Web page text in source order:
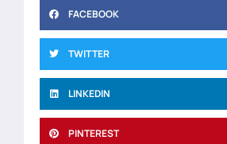
FACEBOOK
TWITTER
LINKEDIN
PINTEREST